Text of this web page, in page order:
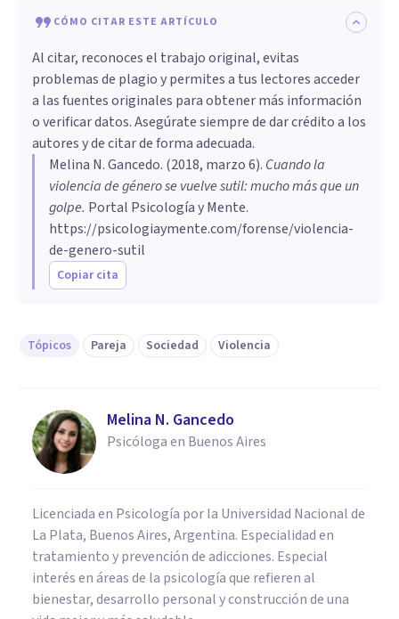
CÓMO CITAR ESTE ARTÍCULO
Al citar, reconoces el trabajo original, evitas
problemas de plagio y permites a tus lectores acceder
a las fuentes originales para obtener más información
o verificar datos. Asegúrate siempre de dar crédito a los
autores y de citar de forma adecuada.
Melina N. Gancedo. (2018, marzo 6). Cuando la
violencia de género se vuelve sutil: mucho más que un
golpe. Portal Psicología y Mente.
https://psicologiaymente.com/forense/violencia-
de-genero-sutil
Copiar cita
Tópicos Pareja Sociedad Violencia
Melina N. Gancedo
Psicóloga en Buenos Aires
Licenciada en Psicología por la Universidad Nacional de
La Plata, Buenos Aires, Argentina. Especialidad en
tratamiento y prevención de adicciones. Especial
interés en áreas de la psicología que refieren al
bienestar, desarrollo personal y construcción de una